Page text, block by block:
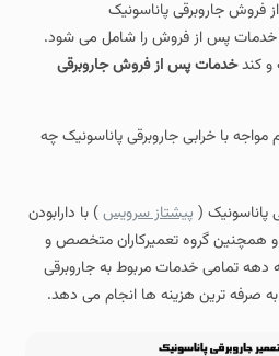
فروش جاروبرقی پاناسونیک
خدمات پس از فروش را شامل می شود.
کندخدمات پس از فروش جاروبرقی
با خرابی جاروبرقی پاناسونیک چه
پاناسونیک ( پیشتاز سرویس) با دارابودن
همچنین گروه تعمیرکاران متخصص و
تمامی خدمات مربوط به جاروبرقی
به صرفه ترین هزینه ها انجام می دهد.